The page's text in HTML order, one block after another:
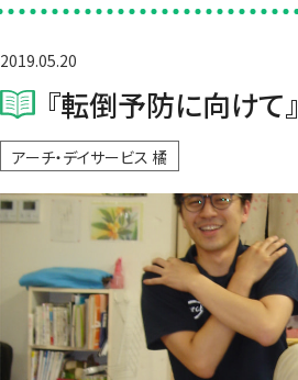
2019.05.20
『転倒予防に向けて』
アーチ・デイサービス 橘